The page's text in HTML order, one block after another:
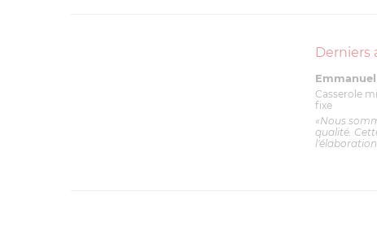
Derniers
Casserole
fixe
«Nous
qualité.
l'élaboration